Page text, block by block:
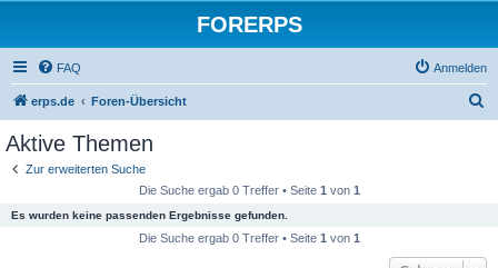
FORERPS
FAQ Anmelden
erps.de Foren-Übersicht
Aktive Themen
Zur erweiterten Suche
Die Suche ergab 0 Treffer • Seite 1 von 1
Es wurden keine passenden Ergebnisse gefunden.
Die Suche ergab 0 Treffer • Seite 1 von 1